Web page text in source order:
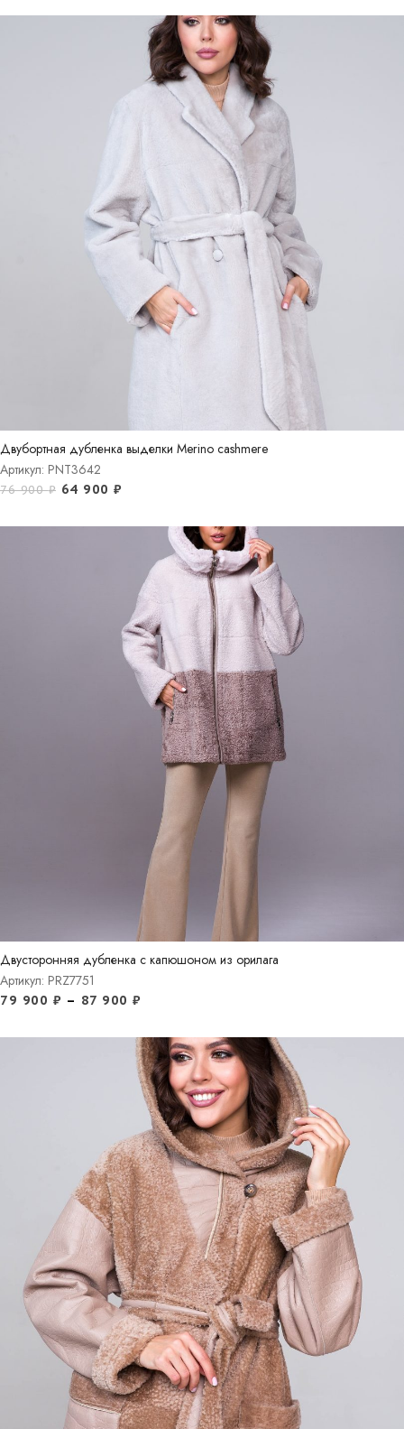
Двубортная дубленка выделки Merino cashmere
Артикул: PNT3642
76 900₽ 64 900 ₽
Двусторонняя дубленка с капюшоном из орилага
Артикул: PRZ7751
79 900 ₽ – 87 900 ₽